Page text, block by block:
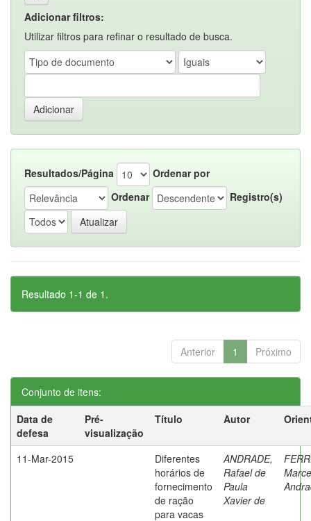
Adicionar filtros:
Utilizar filtros para refinar o resultado de busca.
Resultados/Página
Ordenar por
Ordenar
Registro(s)
Resultado 1-1 de 1.
Anterior 1 Próximo
Conjunto de itens:
Data de
defesa
Pré-
visualização
Título Autor
11-Mar-2015
Diferentes
horários de
fornecimento
de ração
para vacas
ANDRADE,
Rafael de
Paula
Xavier de